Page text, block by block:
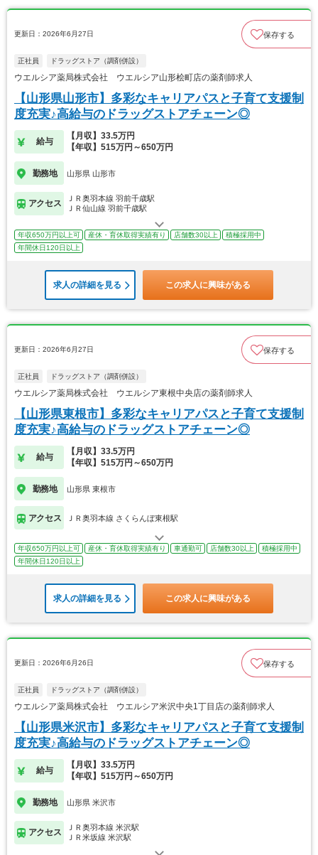
更新日：2026年6月27日 保存する
正社員 ドラッグストア（調剤併設）
ウエルシア薬局株式会社 ウエルシア山形桧町店の薬剤師求人
【山形県山形市】多彩なキャリアパスと子育て支援制
度充実♪高給与のドラッグストアチェーン◎
給与
【月収】33.5万円
【年収】515万円～650万円
勤務地 山形県 山形市
アクセス
ＪＲ奥羽本線 羽前千歳駅
ＪＲ仙山線 羽前千歳駅
年収650万円以上可 産休・育休取得実績有り 店舗数30以上
積極採用中
年間休日120日以上
求人の詳細を見る この求人に興味がある
更新日：2026年6月27日 保存する
正社員 ドラッグストア（調剤併設）
ウエルシア薬局株式会社 ウエルシア東根中央店の薬剤師求人
【山形県東根市】多彩なキャリアパスと子育て支援制
度充実♪高給与のドラッグストアチェーン◎
給与
【月収】33.5万円
【年収】515万円～650万円
勤務地 山形県 東根市
アクセス ＪＲ奥羽本線 さくらんぼ東根駅
年収650万円以上可 産休・育休取得実績有り 車通勤可 店舗数30以上
積極採用中
年間休日120日以上
求人の詳細を見る この求人に興味がある
更新日：2026年6月26日 保存する
正社員 ドラッグストア（調剤併設）
ウエルシア薬局株式会社 ウエルシア米沢中央1丁目店の薬剤師求人
【山形県米沢市】多彩なキャリアパスと子育て支援制
度充実♪高給与のドラッグストアチェーン◎
給与
【月収】33.5万円
【年収】515万円～650万円
勤務地 山形県 米沢市
アクセス
ＪＲ奥羽本線 米沢駅
ＪＲ米坂線 米沢駅